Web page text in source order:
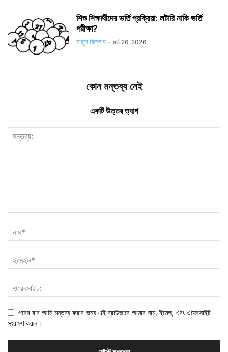
শিশু শিক্ষার্থীদের ভর্তি প্রক্রিয়া: লটারি নাকি ভর্তি
পরীক্ষা?
মাছুম বিল্লাহ - মার্চ 26, 2026
কোন মন্তব্য নেই
একটি উত্তর ত্যাগ
পরের বার আমি মন্তব্য করার জন্য এই ব্রাউজারে আমার নাম, ইমেল, এবং ওয়েবসাইট
সংরক্ষণ করুন।